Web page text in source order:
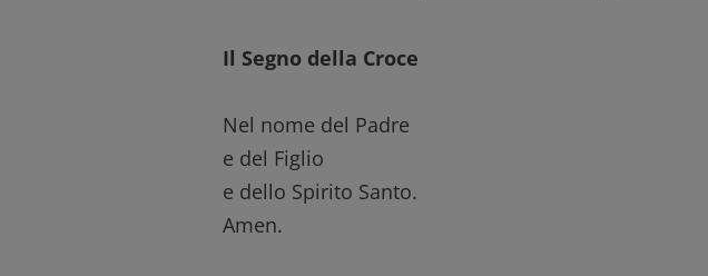
Il Segno della Croce
Nel nome del Padre
e del Figlio
e dello Spirito Santo.
Amen.